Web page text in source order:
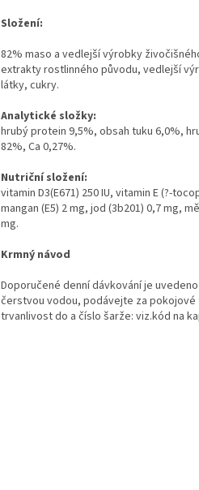
Složení:
82% maso a vedlejší výrobky
extrakty rostlinného původu, vedlejší
látky, cukry.
Analytické složky:
hrubý protein 9,5%, obsah tuku 6,0%,
82%, Ca 0,27%.
Nutriční složení:
vitamin D3(E671) 250 IU, vitamin E (?-
mangan (E5) 2 mg, jod (3b201) 0,7 mg,
mg.
Krmný návod
Doporučené denní dávkování je
čerstvou vodou, podávejte za
trvanlivost do a číslo šarže: viz.kód na